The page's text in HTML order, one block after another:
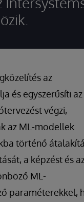
az
és egyszerűsíti
végzi,
az ML-modellek
történő
a képzést és
ML-
paraméterekkel,